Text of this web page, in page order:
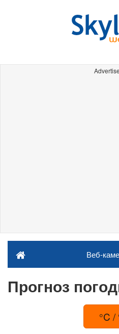
Веб-
Прогноз
°C /